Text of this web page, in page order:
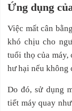
Ứng dụng
Việc mất cân
khó chịu cho
tuổi thọ của máy,
hư hại nếu không
Do đó, sử dụng
tiết máy quay